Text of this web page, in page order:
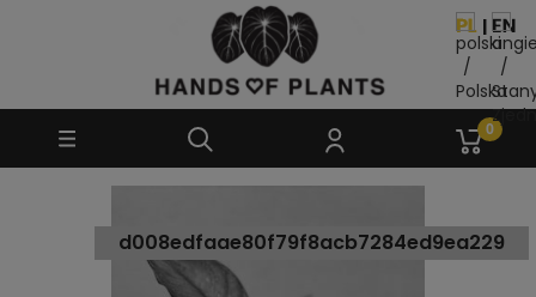
d008edfaae80f79f8acb7284ed9ea229